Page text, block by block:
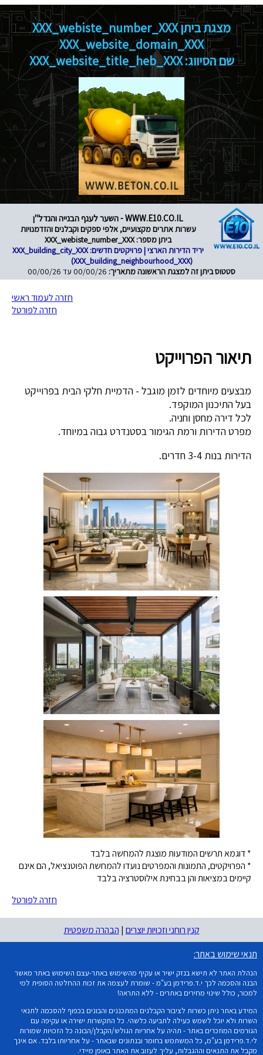
מצגת ביתן XXX_webiste_number_XXX
XXX_website_domain_XXX
שם הסיווג: XXX_website_title_heb_XXX
WWW.E10.CO.IL - השער לענף הבנייה והנדל"ן
עשרות אתרים מקצועיים, אלפי ספקים וקבלנים והזדמנויות
ביתן מספר: XXX_webiste_number_XXX
יריד הדירות הארצי | פרויקטים חדשים: XXX_building_city_XXX
(XXX_building_neighbourhood_XXX)
סטטוס ביתן זה למצגת הראשונה מתאריך: 00/00/26 עד 00/00/26
חזרה לעמוד ראשי
חזרה לפורטל
תיאור הפרוייקט
מבצעים מיוחדים לזמן מוגבל - הדמיית חלקי הבית בפרוייקט
בעל התיכנון המוקפד.
לכל דירה מחסן וחניה.
מפרט הדירות ורמת הגימור בסטנדרט גבוה במיוחד.
הדירות בנות 3-4 חדרים.
* דוגמא תרשים המודעות מוצגת להמחשה בלבד
* הפרויקטים, התמונות והמפרטים נועדו להמחשת הפוטנציאל, הם אינם
קיימים במציאות והן בבחינת אילוסטרציה בלבד
חזרה לפורטל
קנין רוחני וזכויות יוצרים | הבהרה משפטית
תנאי שימוש באתר:
הנהלת האתר לא תישא בנזק ישיר או עקיף מהשימוש באתר-עצם השימוש באתר מאשר
הבנה והסכמה לכך י.ד.פרידמן בע"מ - שומרת לעצמה את זכות ההחלטה הסופית למי
למכור, כולל שינוי מחירים באתרים - ללא התראה!
המידע באתר ניתן כשרות לציבור הקבלנים המתכננים והבונים בכפוף להסכמה לתנאי
השרות ולא יוכל לשמש כעילה לתביעה כלשהי. כל התקשרות ישירה או עקיפה עם
הגורמים המוזכרים באתר - תהיה על אחריות הגולש/הקבלן/הבונה כל הזכויות שמורות
לי.ד.פרידמן בע"מ, כל המשתמש בחומר ובנתונים שבאתר - על אחריותו בלבד. אם אינך
מקבל את התנאים וההגבלות, עליך לעזוב את האתר באופן מיידי.